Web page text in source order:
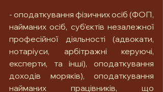
- оподаткування фізичних осіб (ФОП,
найманих осіб, суб'єктів незалежної
професійної діяльності (адвокати,
нотаріуси, арбітражні керуючі,
експерти, та інші), оподаткування
доходів моряків), оподаткування
найманих працівників, що